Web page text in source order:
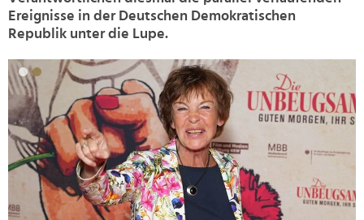
Ereignisse in der Deutschen Demokratischen
Republik unter die Lupe.
>